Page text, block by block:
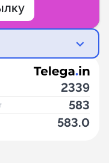
2339
583
583.0